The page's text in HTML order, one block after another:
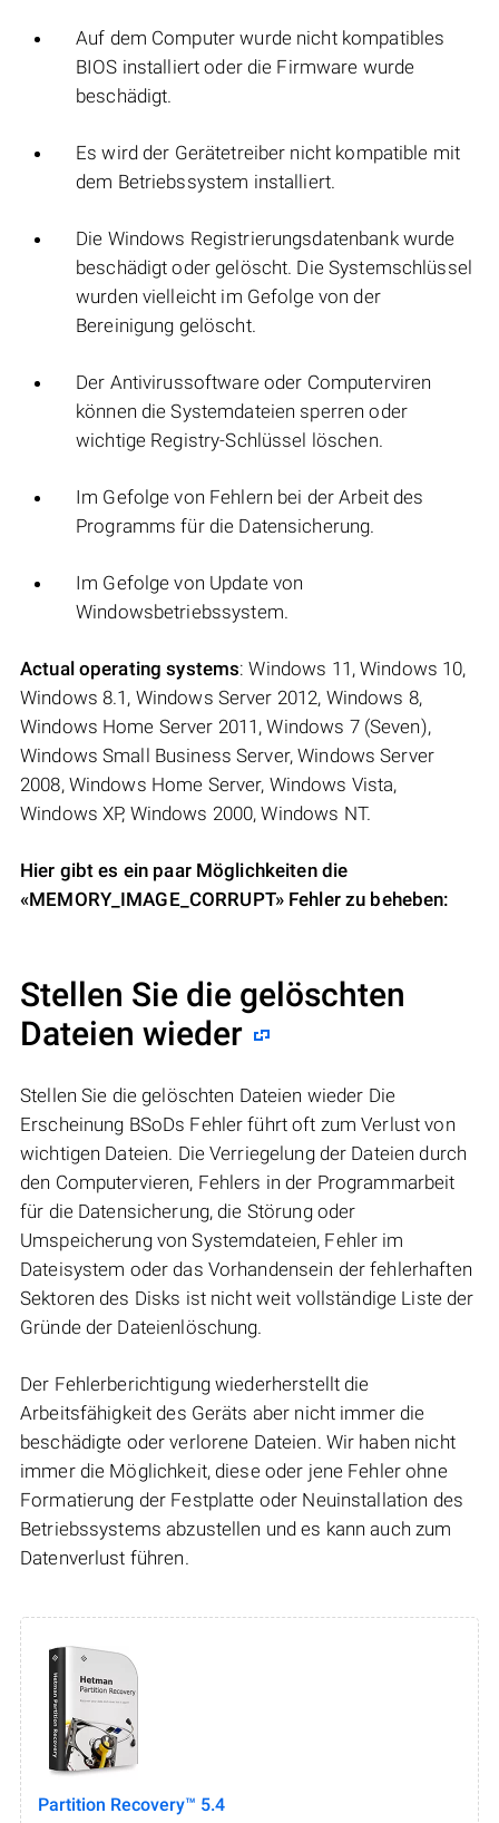
Auf dem Computer wurde nicht kompatibles
BIOS installiert oder die Firmware wurde
beschädigt.
Es wird der Gerätetreiber nicht kompatible mit
dem Betriebssystem installiert.
Die Windows Registrierungsdatenbank wurde
beschädigt oder gelöscht. Die Systemschlüssel
wurden vielleicht im Gefolge von der
Bereinigung gelöscht.
Der Antivirussoftware oder Computerviren
können die Systemdateien sperren oder
wichtige Registry-Schlüssel löschen.
Im Gefolge von Fehlern bei der Arbeit des
Programms für die Datensicherung.
Im Gefolge von Update von
Windowsbetriebssystem.
Actual operating systems: Windows 11, Windows 10,
Windows 8.1, Windows Server 2012, Windows 8,
Windows Home Server 2011, Windows 7 (Seven),
Windows Small Business Server, Windows Server
2008, Windows Home Server, Windows Vista,
Windows XP, Windows 2000, Windows NT.
Hier gibt es ein paar Möglichkeiten die
«MEMORY_IMAGE_CORRUPT» Fehler zu beheben:
Stellen Sie die gelöschten
Dateien wieder
Stellen Sie die gelöschten Dateien wieder Die
Erscheinung BSoDs Fehler führt oft zum Verlust von
wichtigen Dateien. Die Verriegelung der Dateien durch
den Computervieren, Fehlers in der Programmarbeit
für die Datensicherung, die Störung oder
Umspeicherung von Systemdateien, Fehler im
Dateisystem oder das Vorhandensein der fehlerhaften
Sektoren des Disks ist nicht weit vollständige Liste der
Gründe der Dateienlöschung.
Der Fehlerberichtigung wiederherstellt die
Arbeitsfähigkeit des Geräts aber nicht immer die
beschädigte oder verlorene Dateien. Wir haben nicht
immer die Möglichkeit, diese oder jene Fehler ohne
Formatierung der Festplatte oder Neuinstallation des
Betriebssystems abzustellen und es kann auch zum
Datenverlust führen.
Partition Recovery™ 5.4